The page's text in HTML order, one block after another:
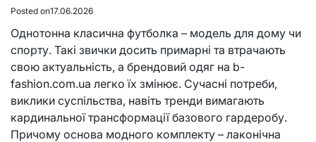
Posted on17.06.2026
Однотонна класична футболка – модель для дому чи
спорту. Такі звички досить примарні та втрачають
свою актуальність, а брендовий одяг на b-
fashion.com.ua легко їх змінює. Сучасні потреби,
виклики суспільства, навіть тренди вимагають
кардинальної трансформації базового гардеробу.
Причому основа модного комплекту – лаконічна